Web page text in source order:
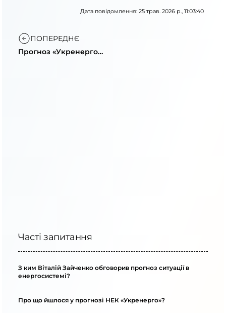
Дата повідомлення: 25 трав. 2026 р., 11:03:40
ПОПЕРЕДНЄ
Прогноз «Укренерго»
Часті запитання
З ким Віталій Зайченко обговорив прогноз ситуації в
енергосистемі?
Про що йшлося у прогнозі НЕК «Укренерго»?